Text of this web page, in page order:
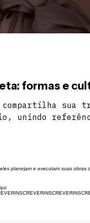
Mariluz Gallegos Zumaeta:
compartilha sua
unindo
Cattelan Italia
planejam e executam suas obras